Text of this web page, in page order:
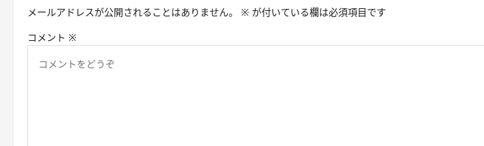
ョ
メールアドレスが公開されることはありません。 ※ が付いている欄は必須項目です
コメント ※